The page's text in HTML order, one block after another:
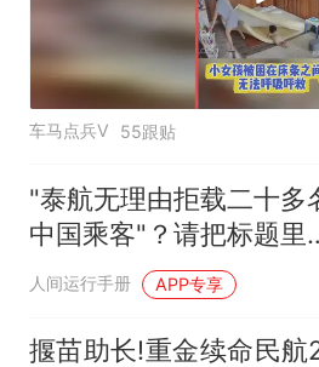
车马点兵V 55跟贴
"泰航无理由拒载二十多
中国乘客"？请把标题里
掉的那半截新闻补回来！
人间运行手册 APP专享
揠苗助长!重金续命民航